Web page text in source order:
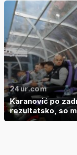
24ur.com
Karanović po
rezultatsko, so